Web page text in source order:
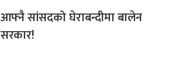
आफ्नै सांसदको घेराबन्दीमा बालेन
सरकार!